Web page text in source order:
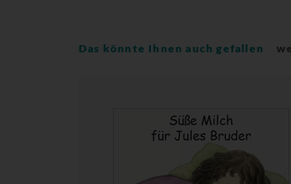
Das könnte Ihnen auch gefallen